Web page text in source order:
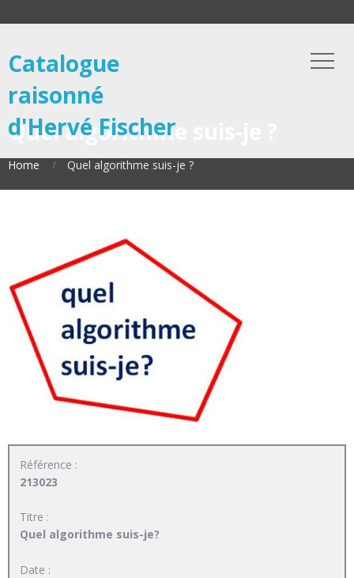
Catalogue
raisonné
d'Hervé Fischer
Quel algorithme suis-je ?
Home Quel algorithme suis-je ?
Référence :
213023
Titre :
Quel algorithme suis-je?
Date :